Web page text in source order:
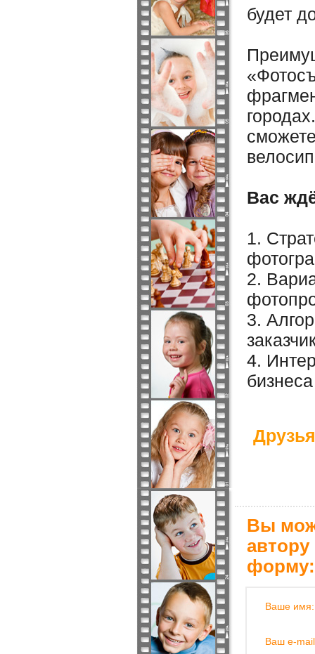
будет
Вас
1.
2.
3.
4.
Вы
форму:
Ваше имя:
Ваш e-